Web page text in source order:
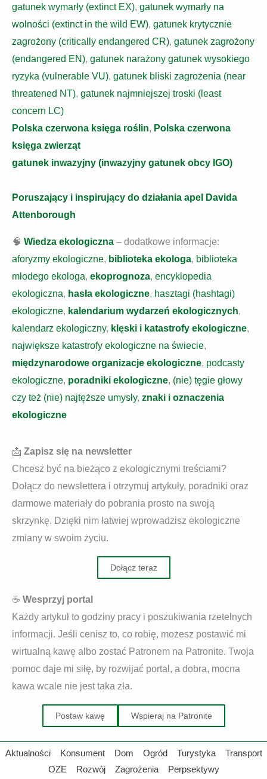
gatunek wymarły (extinct EX), gatunek wymarły na
wolności (extinct in the wild EW), gatunek krytycznie
zagrożony (critically endangered CR), gatunek zagrożony
(endangered EN), gatunek narażony gatunek wysokiego
ryzyka (vulnerable VU), gatunek bliski zagrożenia (near
threatened NT), gatunek najmniejszej troski (least
concern LC)
Polska czerwona księga roślin, Polska czerwona
księga zwierząt
gatunek inwazyjny (inwazyjny gatunek obcy IGO)
Poruszający i inspirujący do działania apel Davida
Attenborough
🧠 Wiedza ekologiczna – dodatkowe informacje:
aforyzmy ekologiczne, biblioteka ekologa, biblioteka
młodego ekologa, ekoprognoza, encyklopedia
ekologiczna, hasła ekologiczne, hasztagi (hashtagi)
ekologiczne, kalendarium wydarzeń ekologicznych,
kalendarz ekologiczny, klęski i katastrofy ekologiczne,
największe katastrofy ekologiczne na świecie,
międzynarodowe organizacje ekologiczne, podcasty
ekologiczne, poradniki ekologiczne, (nie) tęgie głowy
czy też (nie) najtęższe umysły, znaki i oznaczenia
ekologiczne
📩 Zapisz się na newsletter
Chcesz być na bieżąco z ekologicznymi treściami?
Dołącz do newslettera i otrzymuj artykuły, poradniki oraz
darmowe materiały do pobrania prosto na swoją
skrzynkę. Dzięki nim łatwiej wprowadzisz ekologiczne
zmiany w swoim życiu.
Dołącz teraz
☕ Wesprzyj portal
Każdy artykuł to godziny pracy i poszukiwania rzetelnych
informacji. Jeśli cenisz to, co robię, możesz postawić mi
wirtualną kawę albo zostać Patronem na Patronite. Twoja
pomoc daje mi siłę, by rozwijać portal, a dobra, mocna
kawa wcale nie jest taka zła.
Postaw kawę Wspieraj na Patronite
Aktualności Konsument Dom Ogród Turystyka
Transport
OZE
Rozwój Zagrożenia Perpsektywy